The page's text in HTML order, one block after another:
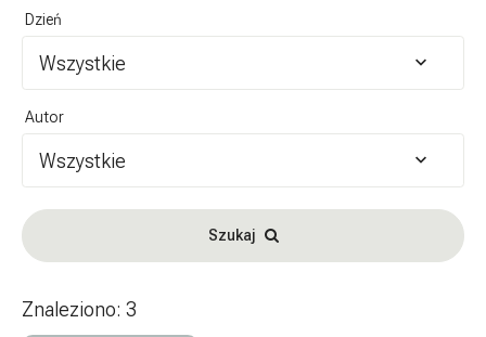
Dzień
Wszystkie
Autor
Wszystkie
Szukaj
Znaleziono: 3